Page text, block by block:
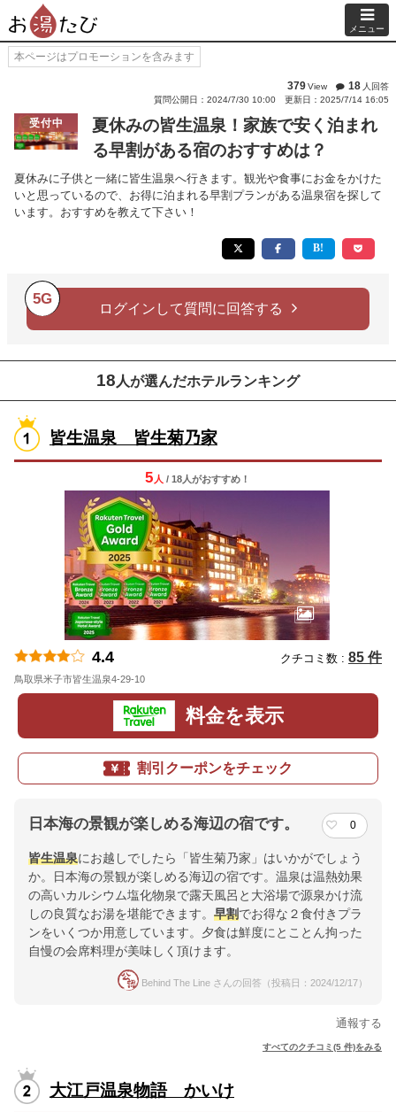
メニュー
本ページはプロモーションを含みます
379View 18 人回答
質問公開日：2024/7/30 10:00
更新日：2025/7/14 16:05
受付中
夏休みの皆生温泉！家族で安く泊まれ
る早割がある宿のおすすめは？
夏休みに子供と一緒に皆生温泉へ行きます。観光や食事にお金をかけた
いと思っているので、お得に泊まれる早割プランがある温泉宿を探して
います。おすすめを教えて下さい！
5G
ログインして質問に回答する
18 人が選んだホテルランキング
皆生温泉 皆生菊乃家
5 人 / 18人がおすすめ！
4.4 クチコミ数 : 85 件
鳥取県米子市皆生温泉4-29-10
料金を表示
割引クーポンをチェック
日本海の景観が楽しめる海辺の宿です。 0
皆生温泉にお越しでしたら「皆生菊乃家」はいかがでしょう
か。日本海の景観が楽しめる海辺の宿です。温泉は温熱効果
の高いカルシウム塩化物泉で露天風呂と大浴場で源泉かけ流
しの良質なお湯を堪能できます。 早割でお得な２食付きプラ
ンをいくつか用意しています。夕食は鮮度にとことん拘った
自慢の会席料理が美味しく頂けます。
Behind The Line さんの回答（投稿日：2024/12/17）
通報する
すべてのクチコミ(5 件)をみる
大江戸温泉物語 かいけ